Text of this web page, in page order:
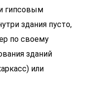
гипсовым
здания пусто,
по своему
зданий
или